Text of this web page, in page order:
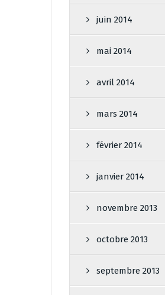
juin 2014
mai 2014
avril 2014
mars 2014
février 2014
janvier 2014
novembre 2013
octobre 2013
septembre 2013